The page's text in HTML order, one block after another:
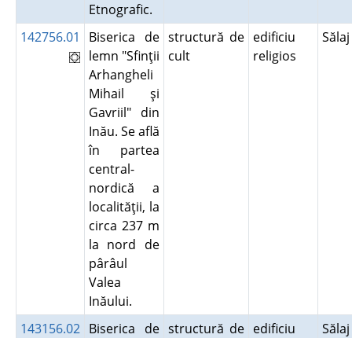
Etnografic.
142756.01
Biserica de
lemn "Sfinţii
Arhangheli
Mihail şi
Gavriil" din
Inău. Se află
în partea
central-
nordică a
localităţii, la
circa 237 m
la nord de
pârâul
Valea
Inăului.
structură de
cult
edificiu
religios
143156.02 Biserica de structură de edificiu